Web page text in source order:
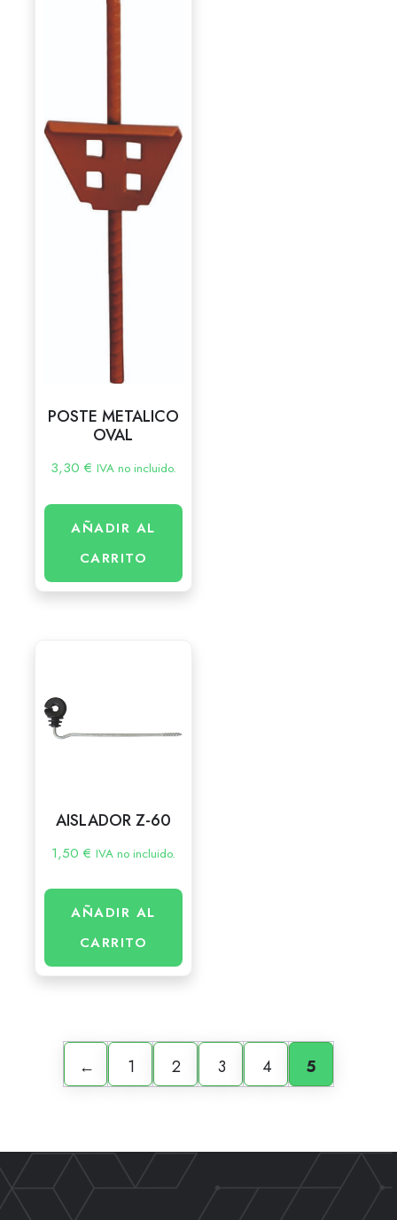
POSTE METALICO
OVAL
3,30 € IVA no incluido.
AÑADIR AL
CARRITO
AISLADOR Z-60
1,50 € IVA no incluido.
AÑADIR AL
CARRITO
← 1 2 3 4 5